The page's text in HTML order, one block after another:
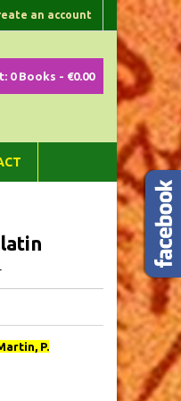
an account
0Books - €0.00
P.